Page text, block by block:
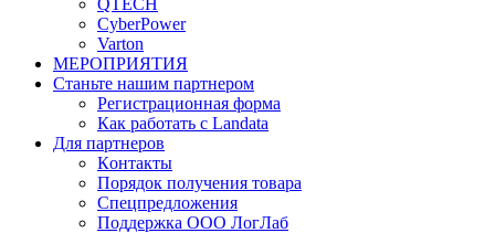
CyberPower
Varton
МЕРОПРИЯТИЯ
Станьте нашим партнером
Регистрационная форма
Как работать с Landata
Для партнеров
Кoнтaкты
Порядок получения товара
Спецпредложения
Поддержка ООО ЛогЛаб